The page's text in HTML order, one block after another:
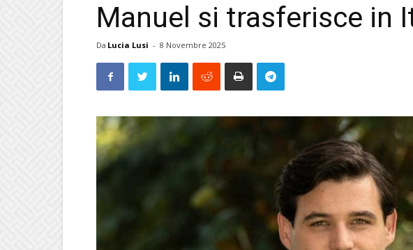
Manuel si trasferisce in
Da Lucia Lusi - 8 Novembre 2025